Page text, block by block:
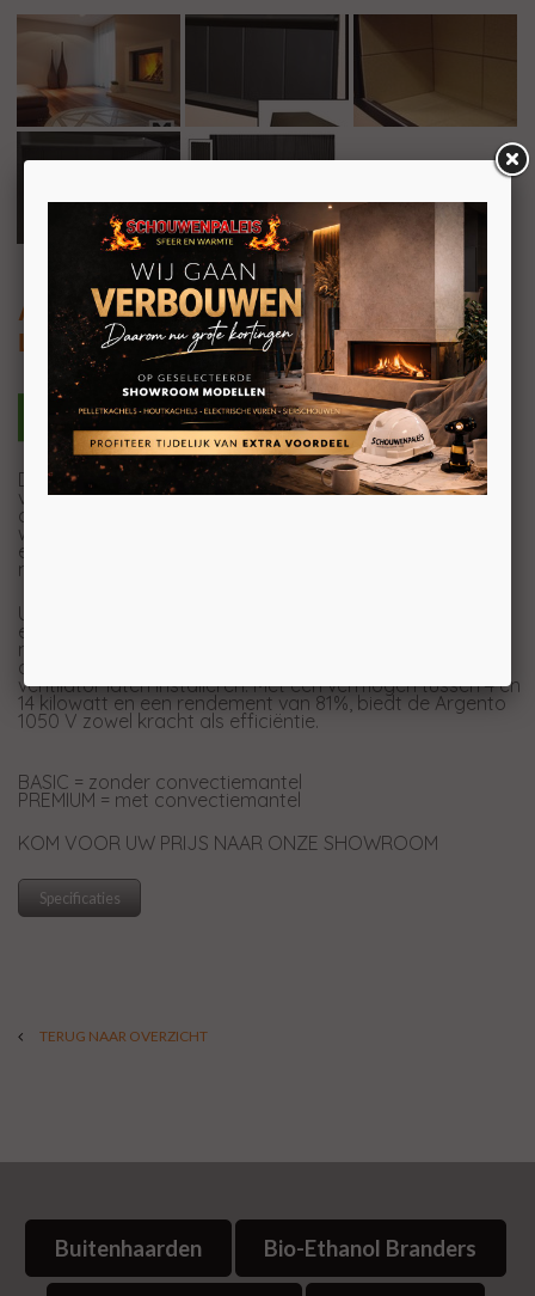
Argento 1050 V Basic / Premium
Liftdeur houthaard frontmodel
De Argento 1050 V is de ideale haard om uw ruimte te
verlichten en gezelligheid toe te voegen. Het verticale
ontwerp zorgt voor hoge, dansende vlammen die een
warme sfeer creëren. Met zijn simpele ontwerp
en kantelbare deur is deze haard makkelijk schoon te
maken.
U kunt kiezen voor een Premium-uitvoering met
een convectiemantel voor extra efficiëntie. Voor een
naadloze afwerking kunt u een opzetkader toevoegen
dat mooi aansluit bij uw muur. Optioneel kunt u ook een
ventilator laten installeren. Met een vermogen tussen 4 en
14 kilowatt en een rendement van 81%, biedt de Argento
1050 V zowel kracht als efficiëntie.
BASIC = zonder convectiemantel
PREMIUM = met convectiemantel
KOM VOOR UW PRIJS NAAR ONZE SHOWROOM
Specificaties
TERUG NAAR OVERZICHT
Buitenhaarden Bio-Ethanol Branders